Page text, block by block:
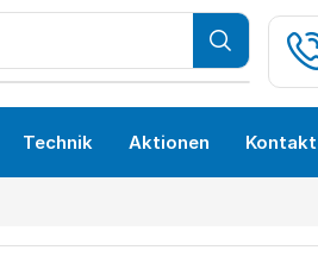
Technik Aktionen Kontakt